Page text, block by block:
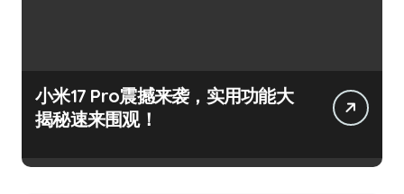
小米17 Pro震撼来袭，实用功能大
揭秘速来围观！